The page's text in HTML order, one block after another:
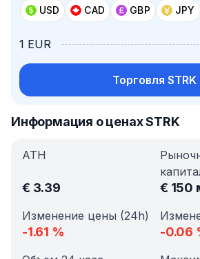
USD CAD GBP JPY
1 EUR
Торговля STRK
Информация о ценах STRK
ATH
€ 3.39 € 150
Изменение цены (24h)
-1.61 % -0.06